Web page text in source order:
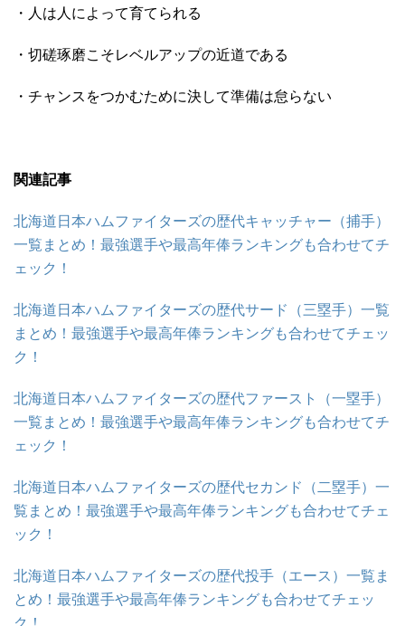
・人は人によって育てられる
・切磋琢磨こそレベルアップの近道である
・チャンスをつかむために決して準備は怠らない
関連記事
北海道日本ハムファイターズの歴代キャッチャー（捕手）
一覧まとめ！最強選手や最高年俸ランキングも合わせてチ
ェック！
北海道日本ハムファイターズの歴代サード（三塁手）一覧
まとめ！最強選手や最高年俸ランキングも合わせてチェッ
ク！
北海道日本ハムファイターズの歴代ファースト（一塁手）
一覧まとめ！最強選手や最高年俸ランキングも合わせてチ
ェック！
北海道日本ハムファイターズの歴代セカンド（二塁手）一
覧まとめ！最強選手や最高年俸ランキングも合わせてチェ
ック！
北海道日本ハムファイターズの歴代投手（エース）一覧ま
とめ！最強選手や最高年俸ランキングも合わせてチェッ